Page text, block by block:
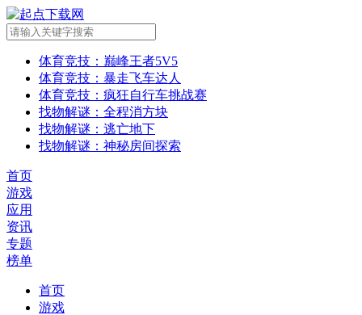
体育竞技 ：巅峰王者5V5
体育竞技 ：暴走飞车达人
体育竞技 ：疯狂自行车挑战赛
找物解谜 ：全程消方块
找物解谜 ：逃亡地下
找物解谜 ：神秘房间探索
首页
游戏
应用
资讯
专题
榜单
首页
游戏